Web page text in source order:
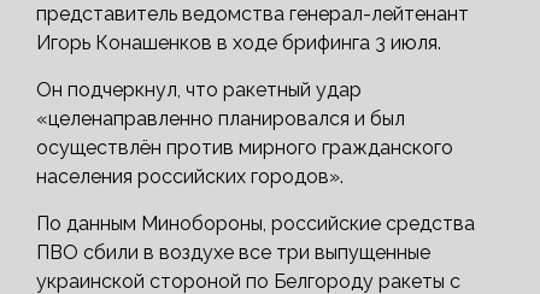
представитель ведомства генерал-лейтенант
Игорь Конашенков в ходе брифинга 3 июля.
Он подчеркнул, что ракетный удар
«целенаправленно планировался и был
осуществлён против мирного гражданского
населения российских городов».
По данным Минобороны, российские средства
ПВО сбили в воздухе все три выпущенные
украинской стороной по Белгороду ракеты с